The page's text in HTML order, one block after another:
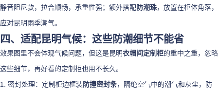
静音阻尼款，拉合顺畅，承重性强；额外搭配防潮珠，放置在柜体角落，
应对昆明雨季潮气。
四、适配昆明气候：这些防潮细节不能省
效果图里不会体现气候问题，但这是昆明衣帽间定制柜的重中之重，忽略
这些细节，再好看的定制柜也用不长久。
1. 密封处理：定制柜边框装防撞密封条，隔绝空气中的潮气和灰尘，防